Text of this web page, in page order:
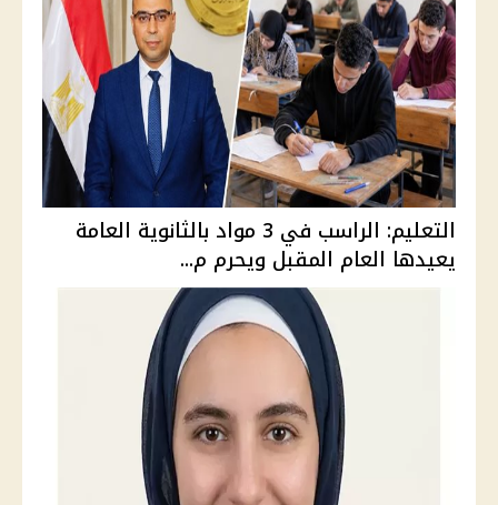
التعليم: الراسب في 3 مواد بالثانوية العامة
يعيدها العام المقبل ويحرم م...